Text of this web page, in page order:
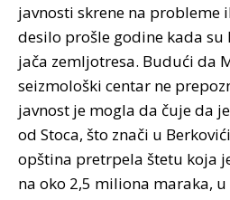
javnosti skrene na probleme
desilo prošle godine kada su
jača zemljotresa. Budući da
seizmološki centar ne
javnost je mogla da čuje da
od Stoca, što znači u
opština pretrpela štetu koja
na oko 2,5 miliona maraka,